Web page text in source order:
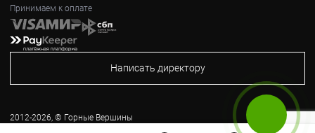
Принимаем к оплате
Написать директору
2012-2026, © Горные Вершины